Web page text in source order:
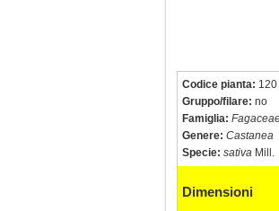
Codice pianta: 120
Gruppo/filare: no
Famiglia:
Genere: Castanea
Specie: sativa Mill.
Dimensioni